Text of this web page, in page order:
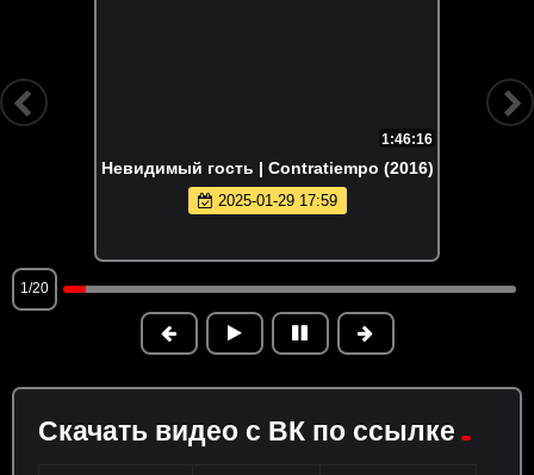
1:46:16
Невидимый гость | Contratiempo (2016)
2025-01-29 17:59
1/20
Скачать видео с ВК по ссылке